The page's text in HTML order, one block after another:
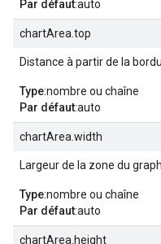
Par défaut:auto
chartArea.top
Distance à partir de la
Type:nombre ou chaîne
Par défaut:auto
chartArea.width
Largeur de la zone du
Type:nombre ou chaîne
Par défaut:auto
chartArea.height